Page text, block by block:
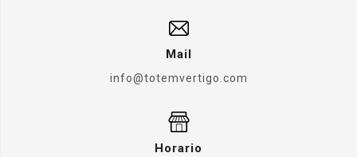
Mail
info@totemvertigo.com
Horario